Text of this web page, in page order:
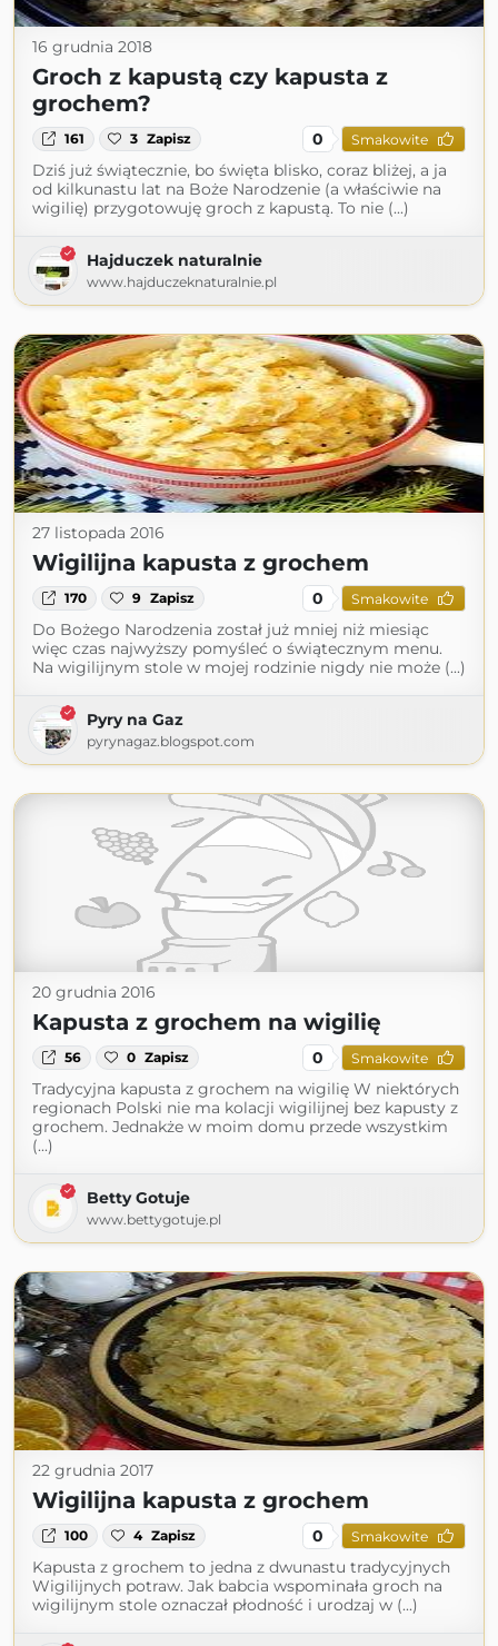
16 grudnia 2018
Groch z kapustą czy kapusta z
grochem?
161 3 Zapisz 0 Smakowite
Dziś już świątecznie, bo święta blisko, coraz bliżej, a ja
od kilkunastu lat na Boże Narodzenie (a właściwie na
wigilię) przygotowuję groch z kapustą. To nie (...)
Hajduczek naturalnie
www.hajduczeknaturalnie.pl
27 listopada 2016
Wigilijna kapusta z grochem
170 9 Zapisz 0 Smakowite
Do Bożego Narodzenia został już mniej niż miesiąc
więc czas najwyższy pomyśleć o świątecznym menu.
Na wigilijnym stole w mojej rodzinie nigdy nie może (...)
Pyry na Gaz
pyrynagaz.blogspot.com
20 grudnia 2016
Kapusta z grochem na wigilię
56 0 Zapisz 0 Smakowite
Tradycyjna kapusta z grochem na wigilię W niektórych
regionach Polski nie ma kolacji wigilijnej bez kapusty z
grochem. Jednakże w moim domu przede wszystkim
(...)
Betty Gotuje
www.bettygotuje.pl
22 grudnia 2017
Wigilijna kapusta z grochem
100 4 Zapisz 0 Smakowite
Kapusta z grochem to jedna z dwunastu tradycyjnych
Wigilijnych potraw. Jak babcia wspominała groch na
wigilijnym stole oznaczał płodność i urodzaj w (...)